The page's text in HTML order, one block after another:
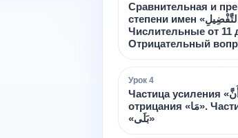
Сравнительная и
степени имен «اِسْمُ التَّفْضِيلِ».
Числительные от 11
Отрицательный
Урок 4
Частица усиления «أَنَّ». Частица
отрицания «مَا». Частицы «نَعَمْ» и
«بَلَى»